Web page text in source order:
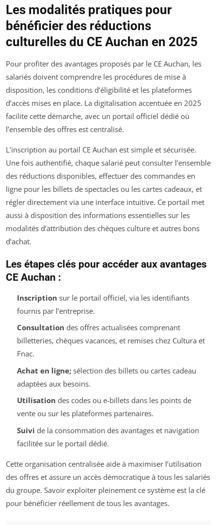
Les modalités pratiques pour
bénéficier des réductions
culturelles du CE Auchan en 2025
Pour profiter des avantages proposés par le CE Auchan, les
salariés doivent comprendre les procédures de mise à
disposition, les conditions d’éligibilité et les plateformes
d’accès mises en place. La digitalisation accentuée en 2025
facilite cette démarche, avec un portail officiel dédié où
l’ensemble des offres est centralisé.
L’inscription au portail CE Auchan est simple et sécurisée.
Une fois authentifié, chaque salarié peut consulter l’ensemble
des réductions disponibles, effectuer des commandes en
ligne pour les billets de spectacles ou les cartes cadeaux, et
régler directement via une interface intuitive. Ce portail met
aussi à disposition des informations essentielles sur les
modalités d’attribution des chèques culture et autres bons
d’achat.
Les étapes clés pour accéder aux avantages
CE Auchan :
Inscription sur le portail officiel, via les identifiants
fournis par l’entreprise.
Consultation des offres actualisées comprenant
billetteries, chèques vacances, et remises chez Cultura et
Fnac.
Achat en ligne;sélection des billets ou cartes cadeau
adaptées aux besoins.
Utilisation des codes ou e-billets dans les points de
vente ou sur les plateformes partenaires.
Suivi de la consommation des avantages et navigation
facilitée sur le portail dédié.
Cette organisation centralisée aide à maximiser l’utilisation
des offres et assure un accès démocratique à tous les salariés
du groupe. Savoir exploiter pleinement ce système est la clé
pour bénéficier réellement de tous les avantages.